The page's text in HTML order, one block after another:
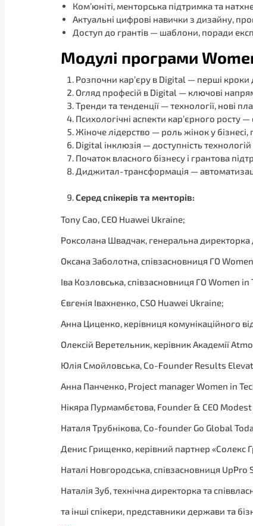
Ком’юніті, менторська підтримка та
Актуальні цифрові навички з дизайну,
Доступ до грантів — шаблони, поради
Модулі програми
Розпочни кар’єру в Digital — перші кроки
Огляд професій в Digital — ключові
Тренди та тенденції — технології, нові
Психологічні аспекти кар’єрного росту —
Жіноче лідерство — роль жінок у бізнесі,
Digital інклюзія — доступність технологій
Початок власного бізнесу і грантова
Диджитал-трансформація —
Серед спікерів та менторів:
Tony Cao, СЕО Huawei Ukraine;
Роксолана Швадчак, генеральна
Оксана Заболотна, співзасновниця ГО
Іва Козловська, співзасновниця ГО Women in
Євгенія Івахненко, CSO Huawei Ukraine;
Анна Циценко, керівниця комунікаційного
Олексій Веретельник, керівник Академії
Юлія Смойловська, Co-Founder Results
Анна Панченко, Project manager Women in
Нікяра Пурмамбєтова, Founder & CEO
Наталя Трубнікова, Co-founder Go Global
Денис Грищенко, керівний партнер «Солекс
Наталі Новгородська, співзасновниця UpPro
Наталія Зуб, технічна директорка та
та інші спікери, представники держави та